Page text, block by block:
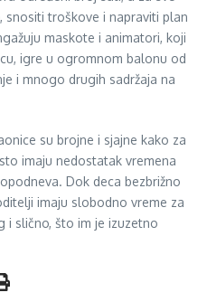
troškove i napraviti plan
maskote i animatori, koji
igre u ogromnom balonu od
i mnogo drugih sadržaja na
su brojne i sjajne kako za
imaju nedostatak vremena
Dok deca bezbrižno
imaju slobodno vreme za
i slično, što im je izuzetno